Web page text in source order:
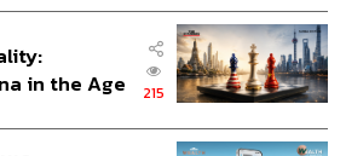
in the Age
215